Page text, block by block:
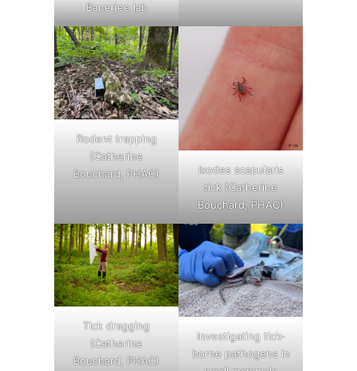
Banerjee lab
Rodent trapping
(Catherine
Bouchard, PHAC)
Ixodes scapularis
tick (Catherine
Bouchard, PHAC)
Tick dragging
(Catherine
Bouchard, PHAC)
Investigating tick-
borne pathogens in